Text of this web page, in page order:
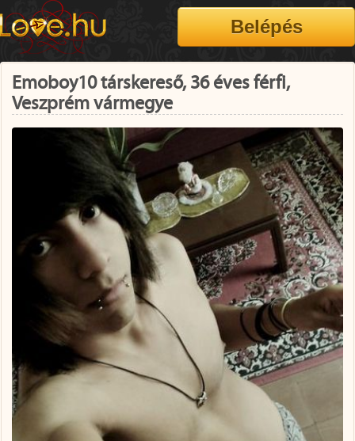
Emoboy10 társkereső, 36 éves férfi,
Veszprém vármegye